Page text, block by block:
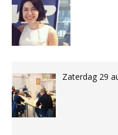
Zaterdag 29